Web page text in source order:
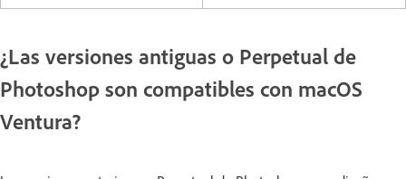
¿Las versiones antiguas o Perpetual de
Photoshop son compatibles con macOS
Ventura?